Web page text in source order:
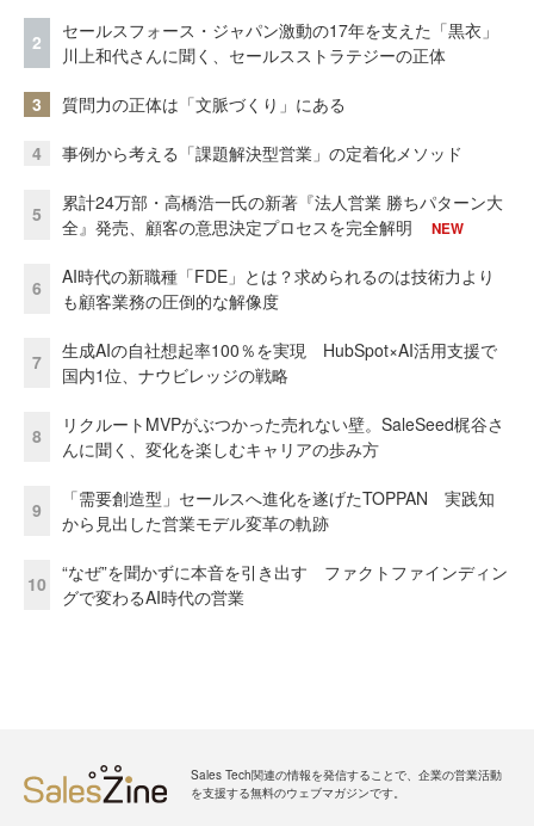
2
セールスフォース・ジャパン激動の17年を支えた「黒衣」
川上和代さんに聞く、セールスストラテジーの正体
3 質問力の正体は「文脈づくり」にある
4 事例から考える「課題解決型営業」の定着化メソッド
5
累計24万部・高橋浩一氏の新著『法人営業 勝ちパターン大
全』発売、顧客の意思決定プロセスを完全解明
NEW
6
AI時代の新職種「FDE」とは？求められるのは技術力より
も顧客業務の圧倒的な解像度
7
生成AIの自社想起率100％を実現 HubSpot×AI活用支援で
国内1位、ナウビレッジの戦略
8
リクルートMVPがぶつかった売れない壁。SaleSeed梶谷さ
んに聞く、変化を楽しむキャリアの歩み方
9
「需要創造型」セールスへ進化を遂げたTOPPAN 実践知
から見出した営業モデル変革の軌跡
10
“なぜ”を聞かずに本音を引き出す ファクトファインディン
グで変わるAI時代の営業
Sales Tech関連の情報を発信することで、企業の営業活動
を支援する無料のウェブマガジンです。